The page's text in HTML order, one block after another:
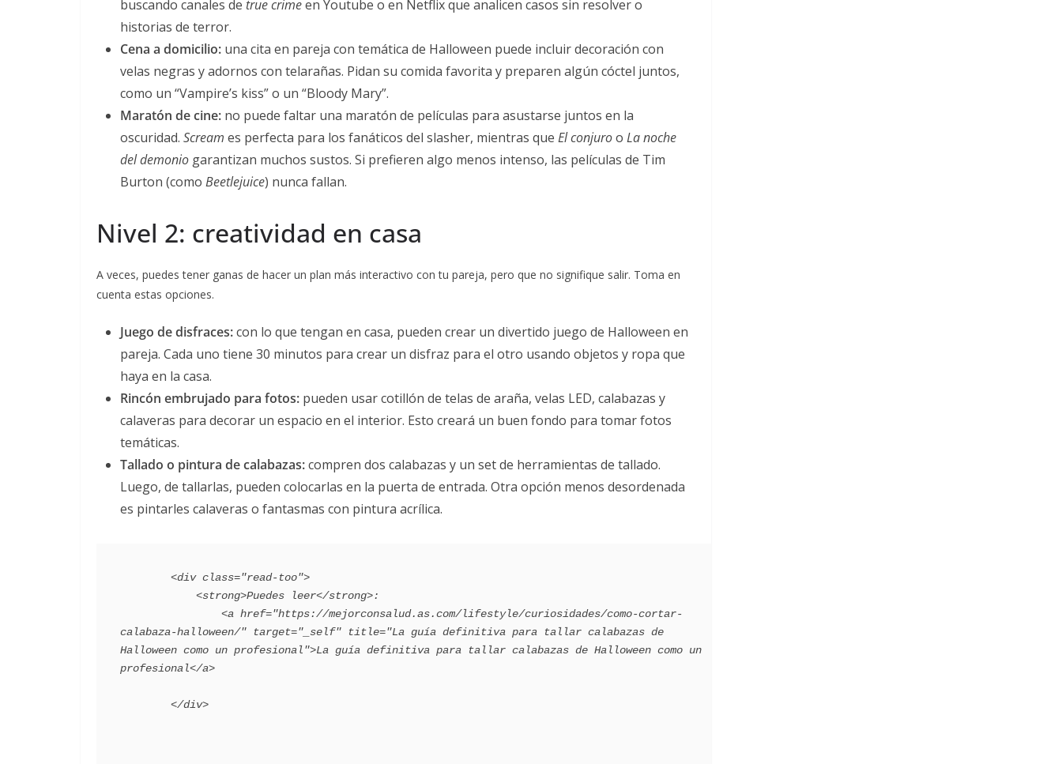
buscando canales de true crimeen Youtube o en Netflix que analicen casos sin resolver o
historias de terror.
Cena a domicilio: una cita en pareja con temática de Halloween puede incluir decoración con
velas negras y adornos con telarañas. Pidan su comida favorita y preparen algún cóctel juntos,
como un “Vampire’s kiss” o un “Bloody Mary”.
Maratón de cine: no puede faltar una maratón de películas para asustarse juntos en la
oscuridad. Scream es perfecta para los fanáticos del slasher, mientras que El conjuroo La noche
del demonio garantizan muchos sustos. Si prefieren algo menos intenso, las películas de Tim
Burton (como Beetlejuice) nunca fallan.
Nivel 2: creatividad en casa
A veces, puedes tener ganas de hacer un plan más interactivo con tu pareja, pero que no signifique salir. Toma en
cuenta estas opciones.
Juego de disfraces:con lo que tengan en casa, pueden crear un divertido juego de Halloween en
pareja. Cada uno tiene 30 minutos para crear un disfraz para el otro usando objetos y ropa que
haya en la casa.
Rincón embrujado para fotos: pueden usar cotillón de telas de araña, velas LED, calabazas y
calaveras para decorar un espacio en el interior. Esto creará un buen fondo para tomar fotos
temáticas.
Tallado o pintura de calabazas:compren dos calabazas y un set de herramientas de tallado.
Luego, de tallarlas, pueden colocarlas en la puerta de entrada. Otra opción menos desordenada
es pintarles calaveras o fantasmas con pintura acrílica.
calabaza-halloween/" target="_self" title="La guía definitiva para tallar calabazas de
Halloween como un profesional">La guía definitiva para tallar calabazas de Halloween como un
profesional</a>